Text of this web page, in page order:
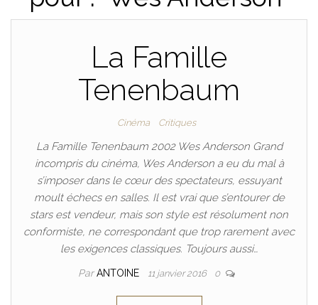
La Famille
Tenenbaum
Cinéma Critiques
La Famille Tenenbaum 2002 Wes Anderson Grand
incompris du cinéma, Wes Anderson a eu du mal à
s’imposer dans le cœur des spectateurs, essuyant
moult échecs en salles. Il est vrai que s’entourer de
stars est vendeur, mais son style est résolument non
conformiste, ne correspondant que trop rarement avec
les exigences classiques. Toujours aussi…
ParANTOINE 11 janvier 2016 0